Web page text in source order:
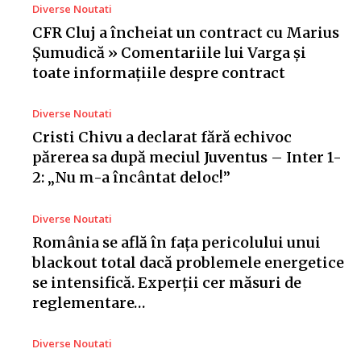
Diverse Noutati
CFR Cluj a încheiat un contract cu Marius
Șumudică » Comentariile lui Varga și
toate informațiile despre contract
Diverse Noutati
Cristi Chivu a declarat fără echivoc
părerea sa după meciul Juventus – Inter 1-
2: „Nu m-a încântat deloc!”
Diverse Noutati
România se află în fața pericolului unui
blackout total dacă problemele energetice
se intensifică. Experții cer măsuri de
reglementare…
Diverse Noutati